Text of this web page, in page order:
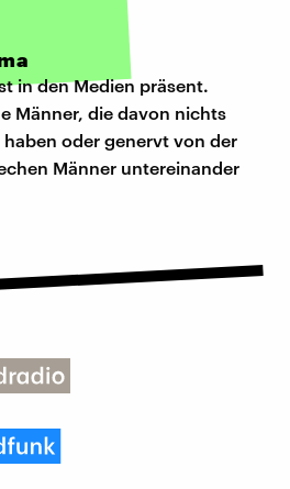
in den Medien präsent.
Männer, die davon nichts
oder genervt von der
Männer untereinander